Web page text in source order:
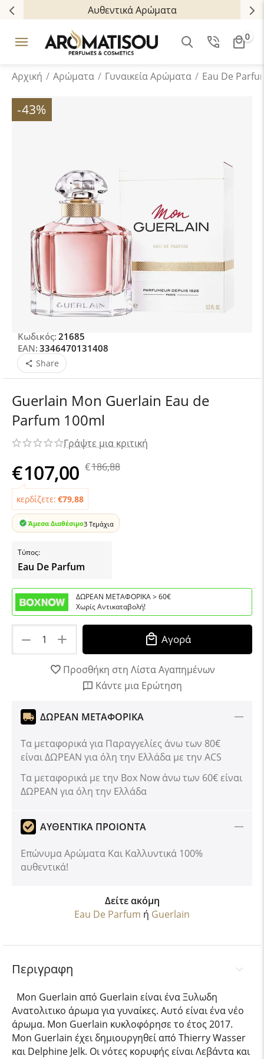
Αυθεντικά Αρώματα
0
Αρχική / Αρώματα / Γυναικεία Αρώματα / Eau De
-43%
EAN: 3346470131408
Κωδικός: 21685
Share
Guerlain Mon Guerlain Eau de
Parfum 100ml
Γράψτε μια κριτική
€107,00 €186,88
κερδίζετε: €79,88
Άμεσα Διαθέσιμο3 Τεμάχια
Τύπος:
Eau De Parfum
ΔΩΡΕΑΝ ΜΕΤΑΦΟΡΙΚΑ > 60€
Χωρίς Αντικαταβολή!
+
− Αγορά
Προσθήκη στη Λίστα Αγαπημένων
Κάντε μια Ερώτηση
ΔΩΡΕΑΝ ΜΕΤΑΦΟΡΙΚΑ
Τα μεταφορικά για Παραγγελίες άνω των 80€
είναι ΔΩΡΕΑΝ για όλη την Ελλάδα με την ACS
Tα μεταφορικά με την Box Now άνω των 60€ είναι
ΔΩΡΕΑΝ για όλη την Ελλάδα
ΑΥΘΕΝΤΙΚΑ ΠΡΟΙΟΝΤΑ
Επώνυμα Αρώματα Και Καλλυντικά 100%
αυθεντικά!
Δείτε ακόμη
Eau De Parfum ή Guerlain
Περιγραφη
Mon Guerlain από Guerlain είναι ένα Ξυλωδη
Ανατολιτικο άρωμα για γυναίκες. Αυτό είναι ένα νέο
άρωμα. Mon Guerlain κυκλοφόρησε το έτος 2017.
Mon Guerlain έχει δημιουργηθεί από Thierry Wasser
και Delphine Jelk. Οι νότες κορυφής είναι Λεβάντα και